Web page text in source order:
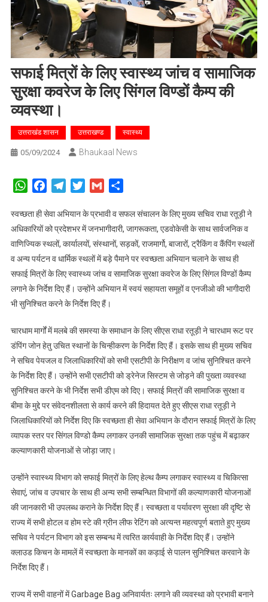
सफाई मित्रों के लिए स्वास्थ्य जांच व सामाजिक
सुरक्षा कवरेज के लिए सिंगल विण्डों कैम्प की
व्यवस्था।
उत्तराखंड शासन उत्तराखण्ड स्वास्थ्य
05/09/2024 Bhaukaal News
WhatsAppFacebookTelegramTwitterGmail
स्वच्छता ही सेवा अभियान के प्रभावी व सफल संचालन के लिए मुख्य सचिव राधा रतूड़ी ने
अधिकारियों को प्रदेशभर में जनभागीदारी, जागरूकता, एडवोकेसी के साथ सार्वजनिक व
वाणिज्यिक स्थलों, कार्यालयों, संस्थानों, सड़कों, राजमार्गो, बाजारों, ट्रैकिंग व कैंपिंग स्थलों
व अन्य पर्यटन व धार्मिक स्थलों में बड़े पैमाने पर स्वच्छता अभियान चलाने के साथ ही
सफाई मित्रों के लिए स्वास्थ्य जांच व सामाजिक सुरक्षा कवरेज के लिए सिंगल विण्डों कैम्प
लगाने के निर्देश दिए हैं। उन्होंने अभियान में स्वयं सहायता समूहों व एनजीओ की भागीदारी
भी सुनिश्चित करने के निर्देश दिए हैं।
चारधाम मार्गों में मलबे की समस्या के समाधान के लिए सीएस राधा रतूड़ी ने चारधाम रूट पर
डंपिंग जोन हेतु उचित स्थानों के चिन्हीकरण के निर्देश दिए हैं। इसके साथ ही मुख्य सचिव
ने सचिव पेयजल व जिलाधिकारियों को सभी एसटीपी के निरीक्षण व जांच सुनिश्चित करने
के निर्देश दिए हैं। उन्होंने सभी एसटीपी को ड्रेनेज सिस्टम से जोड़ने की पुख्ता व्यवस्था
सुनिश्चित करने के भी निर्देश सभी डीएम को दिए। सफाई मित्रों की सामाजिक सुरक्षा व
बीमा के मुद्दे पर संवेदनशीलता से कार्य करने की हिदायत देते हुए सीएस राधा रतूड़ी ने
जिलाधिकारियों को निर्देश दिए कि स्वच्छता ही सेवा अभियान के दौरान सफाई मित्रों के लिए
व्यापक स्तर पर सिंगल विण्डो कैम्प लगाकर उनकी सामाजिक सुरक्षा तक पहुंच में बढ़ाकर
कल्याणकारी योजनाओं से जोड़ा जाए।
उन्होंने स्वास्थ्य विभाग को सफाई मित्रों के लिए हेल्थ कैम्प लगाकर स्वास्थ्य व चिकित्सा
सेवाएं, जांच व उपचार के साथ ही अन्य सभी सम्बन्धित विभागों की कल्याणकारी योजनाओं
की जानकारी भी उपलब्ध कराने के निर्देश दिए हैं। स्वच्छता व पर्यावरण सुरक्षा की दृष्टि से
राज्य में सभी होटल व होम स्टे की ग्रीन लीफ रेटिंग को अत्यन्त महत्वपूर्ण बताते हुए मुख्य
सचिव ने पर्यटन विभाग को इस सम्बन्ध में त्वरित कार्यवाही के निर्देश दिए हैं। उन्होंने
क्लाउड किचन के मामलें में स्वच्छता के मानकों का कड़ाई से पालन सुनिश्चित करवाने के
निर्देश दिए हैं।
राज्य में सभी वाहनों में Garbage Bag अनिवार्यतः लगाने की व्यवस्था को प्रभावी बनाने